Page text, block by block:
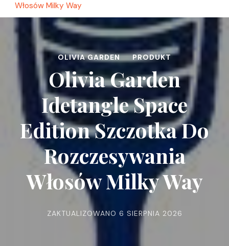
Włosów Milky Way
OLIVIA GARDEN PRODUKT
Olivia Garden
Idetangle Space
Edition Szczotka Do
Rozczesywania
Włosów Milky Way
ZAKTUALIZOWANO 6 SIERPNIA 2026